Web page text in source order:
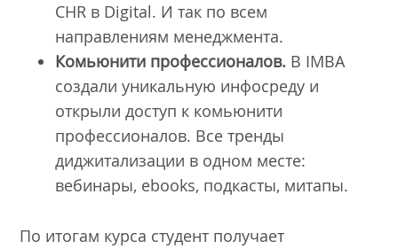
CHR в Digital. И так по всем
направлениям менеджмента.
Комьюнити профессионалов. В IMBA
создали уникальную инфосреду и
открыли доступ к комьюнити
профессионалов. Все тренды
диджитализации в одном месте:
вебинары, ebooks, подкасты, митапы.
По итогам курса студент получает